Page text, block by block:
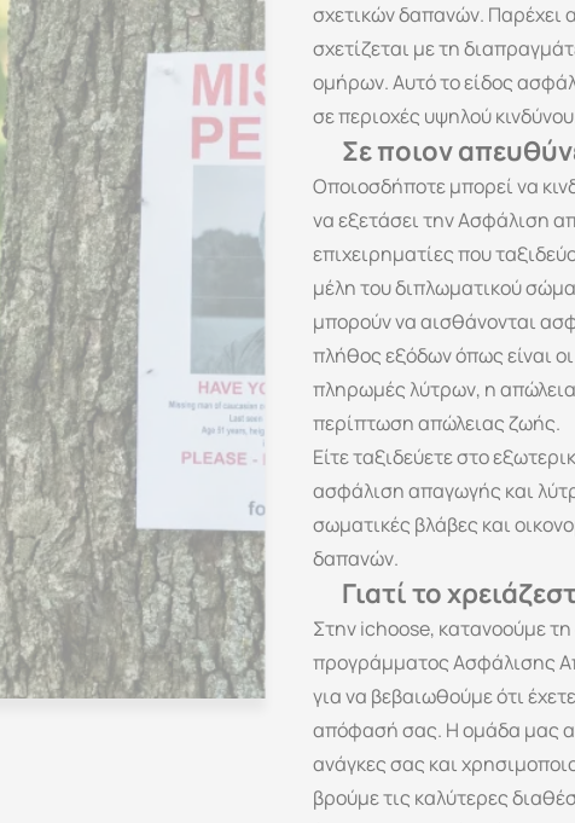
σχετικών δαπανών. Παρέχει
σχετίζεται με τη
ομήρων. Αυτό το είδος
σε περιοχές υψηλού
Σε ποιον
Οποιοσδήποτε μπορεί να
να εξετάσει την Ασφάλιση
επιχειρηματίες που
μέλη του διπλωματικού
μπορούν να αισθάνονται
πλήθος εξόδων όπως είναι
πληρωμές λύτρων, η
περίπτωση απώλειας ζωής.
Είτε ταξιδεύετε στο
ασφάλιση απαγωγής και
σωματικές βλάβες και
δαπανών.
Γιατί το
Στην ichoose, κατανοούμε
προγράμματος Ασφάλισης
για να βεβαιωθούμε ότι
απόφασή σας. Η ομάδα μας
ανάγκες σας και
βρούμε τις καλύτερες